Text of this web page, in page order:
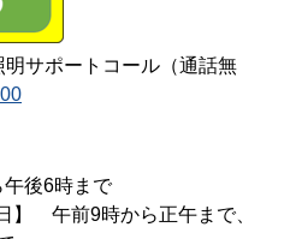
サポートコール（通話無
後6時まで
】 午前9時から正午まで、